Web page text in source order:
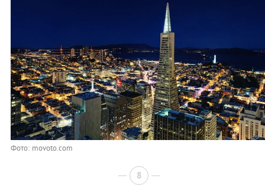
Фото: movoto.com
8